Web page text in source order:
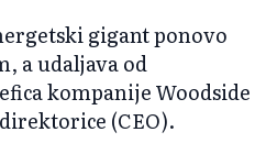
gigant ponovo
a udaljava od
kompanije Woodside
(CEO).